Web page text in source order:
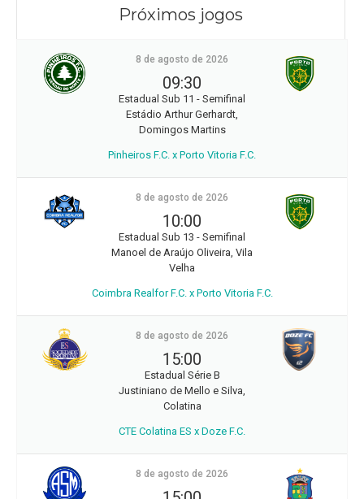
Próximos jogos
8 de agosto de 2026
09:30
Estadual Sub 11 - Semifinal
Estádio Arthur Gerhardt,
Domingos Martins
Pinheiros F.C. x Porto Vitoria F.C.
8 de agosto de 2026
10:00
Estadual Sub 13 - Semifinal
Manoel de Araújo Oliveira, Vila
Velha
Coimbra Realfor F.C. x Porto Vitoria F.C.
8 de agosto de 2026
15:00
Estadual Série B
Justiniano de Mello e Silva,
Colatina
CTE Colatina ES x Doze F.C.
8 de agosto de 2026